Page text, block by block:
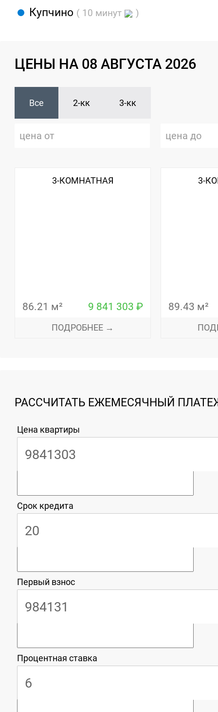
Купчино ( 10 минут )
ЦЕНЫ НА 08 АВГУСТА 2026
Все 2-кк 3-кк
3-КОМНАТНАЯ
86.21 м² 9 841 303 ₽
ПОДРОБНЕЕ →
3-
89.43 м²
РАССЧИТАТЬ ЕЖЕМЕСЯЧНЫЙ
Цена квартиры
Срок кредита
Первый взнос
Процентная ставка